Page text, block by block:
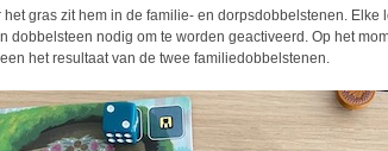
gras zit hem in de familie- en dorpsdobbelstenen. Elke
dobbelsteen nodig om te worden geactiveerd. Op het
het resultaat van de twee familiedobbelstenen.